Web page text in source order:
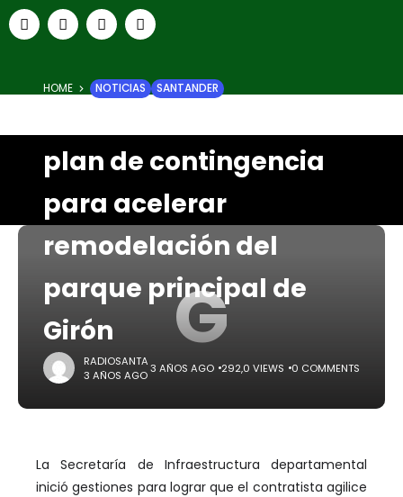
G
HOME NOTICIAS SANTANDER
plan de contingencia
para acelerar
remodelación del
parque principal de
Girón
RADIOSANTA
3 AÑOS AGO3 AÑOS AGO 292,0 VIEWS 0 COMMENTS
La Secretaría de Infraestructura departamental
inició gestiones para lograr que el contratista agilice